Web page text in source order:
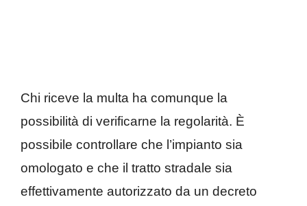
Chi riceve la multa ha comunque la
possibilità di verificarne la regolarità. È
possibile controllare che l’impianto sia
omologato e che il tratto stradale sia
effettivamente autorizzato da un decreto